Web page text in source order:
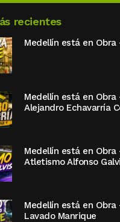
recientes
Medellín está en Obra
Medellín está en Obra
Alejandro Echavarría
Medellín está en Obra
Atletismo Alfonso
Medellín está en Obra
Lavado Manrique